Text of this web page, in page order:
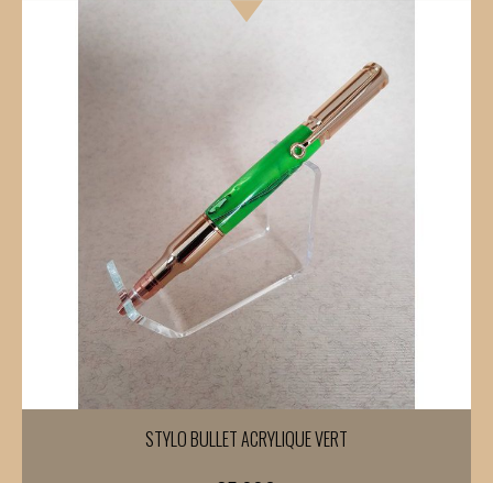
STYLO BULLET ACRYLIQUE VERT